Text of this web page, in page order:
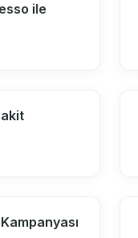
ile